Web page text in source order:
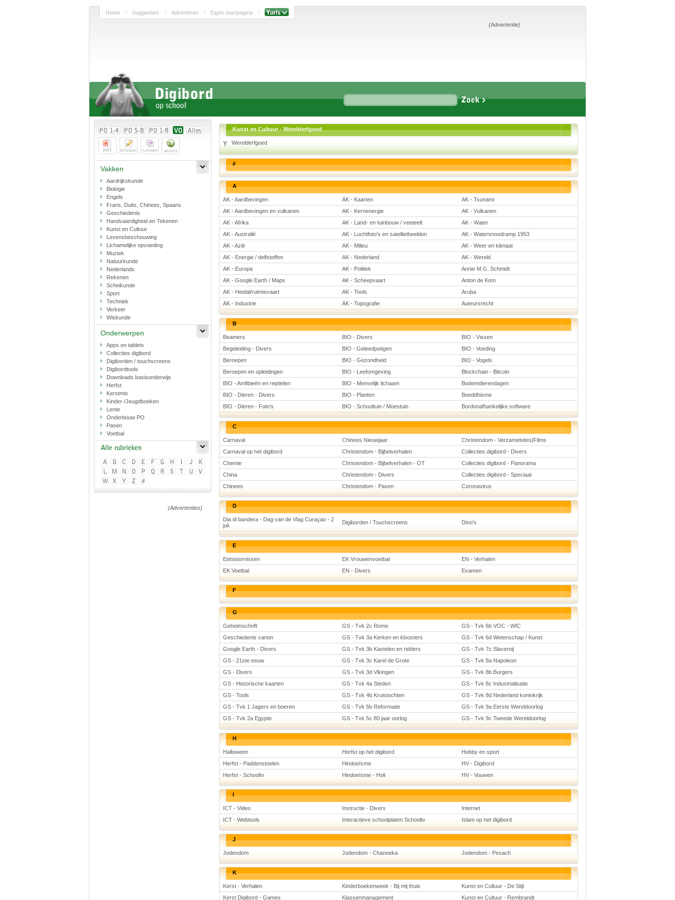
Home Suggesties Adverteren
Eigen startpagina
(Advertentie)
Vakken
Aardrijkskunde
Biologie
Engels
Frans, Duits, Chinees, Spaans
Geschiedenis
Handvaardigheid en Tekenen
Kunst en Cultuur
Levensbeschouwing
Lichamelijke opvoeding
Muziek
Natuurkunde
Nederlands
Rekenen
Scheikunde
Sport
Techniek
Verkeer
Wiskunde
Onderwerpen
Apps en tablets
Collecties digibord
Digiborden / touchscreens
Digibordtools
Downloads basisonderwijs
Herfst
Kerstmis
Kinder-/Jeugdboeken
Lente
Onderbouw PO
Pasen
Voetbal
(Advertenties)
Kunst en Cultuur - Werelderfgoed
Werelderfgoed
#
A
AK - Aardbevingen AK - Kaarten
AK - Tsunami
AK - Aardbevingen en vulkanen
AK - Kernenergie
AK - Vulkanen
AK - Afrika
AK - Land- en tuinbouw / veeteelt
AK - Water
AK - Australië
AK - Luchtfoto's en satellietbeelden
AK - Watersnoodramp 1953
AK - Azië
AK - Milieu
AK - Weer en klimaat
AK - Energie / delfstoffen
AK - Nederland
AK - Wereld
AK - Europa
AK - Politiek
Annie M.G. Schmidt
AK - Google Earth / Maps
AK - Scheepvaart
Anton de Kom
AK - Heelal/ruimtevaart
AK - Tools
Aruba
AK - Industrie
AK - Topografie Auteursrecht
B
Beamers BIO - Divers
BIO - Vissen
Begeleiding - Divers
BIO - Geleedpotigen
BIO - Voeding
Beroepen
BIO - Gezondheid
BIO - Vogels
Beroepen en opleidingen
BIO - Leefomgeving
Blockchain - Bitcoin
BIO - Amfibieën en reptielen
BIO - Menselijk lichaam
Bodemdierendagen
BIO - Dieren - Divers
BIO - Planten
Boeddhisme
BIO - Dieren - Foto's
BIO - Schooltuin / Moestuin Bordonafhankelijke software
C
Carnaval Chinees Nieuwjaar
Christendom - Verzamelsites|Films
Carnaval op het digibord
Christendom - Bijbelverhalen
Collecties digibord - Divers
Chemie
Christendom - Bijbelverhalen - OT
Collecties digibord - Panorama
China
Christendom - Divers
Collecties digibord - Speciaal
Chinees
Christendom - Pasen Coronavirus
D
Dia di bandera - Dag van de Vlag Curaçao - 2
juli
Digiborden / Touchscreens Dino's
E
Eetstoornissen EK Vrouwenvoetbal
EN - Verhalen
EK Voetbal
EN - Divers Examen
F
G
Geheimschrift GS - Tvk 2c Rome
GS - Tvk 6b VOC - WIC
Geschiedenis canon
GS - Tvk 3a Kerken en kloosters
GS - Tvk 6d Wetenschap / Kunst
Google Earth - Divers
GS - Tvk 3b Kastelen en ridders
GS - Tvk 7c Slavernij
GS - 21ste eeuw
GS - Tvk 3c Karel de Grote
GS - Tvk 8a Napoleon
GS - Divers
GS - Tvk 3d Vikingen
GS - Tvk 8b Burgers
GS - Historische kaarten
GS - Tvk 4a Steden
GS - Tvk 8c Industrialisatie
GS - Tools
GS - Tvk 4b Kruistochten
GS - Tvk 8d Nederland koninkrijk
GS - Tvk 1 Jagers en boeren
GS - Tvk 5b Reformatie
GS - Tvk 9a Eerste Wereldoorlog
GS - Tvk 2a Egypte
GS - Tvk 5c 80 jaar oorlog GS - Tvk 9c Tweede Wereldoorlog
H
Halloween Herfst op het digibord
Hobby en sport
Herfst - Paddenstoelen
Hindoeïsme
HV - Digibord
Herfst - Schooltv
Hindoeïsme - Holi HV - Vouwen
I
ICT - Video Instructie - Divers
Internet
ICT - Webtools
Interactieve schoolplaten Schooltv Islam op het digibord
J
Jodendom Jodendom - Chanoeka Jodendom - Pesach
K
Kerst - Verhalen Kinderboekenweek - Bij mij thuis
Kunst en Cultuur - De Stijl
Kerst Digibord - Games
Klassenmanagement Kunst en Cultuur - Rembrandt